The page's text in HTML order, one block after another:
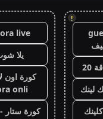
!
20
لينك
live
يلا
كورة اون
onli